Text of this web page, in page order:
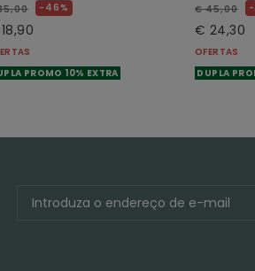
46%
PROMO 10% EXTRA
€ 45,00
€ 24,30
OFERTAS
DUPLA